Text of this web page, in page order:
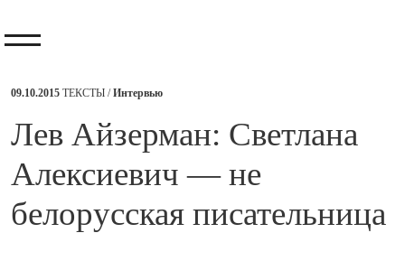
09.10.2015 ТЕКСТЫ /Интервью
​Лев Айзерман: Светлана
Алексиевич — не
белорусская писательница